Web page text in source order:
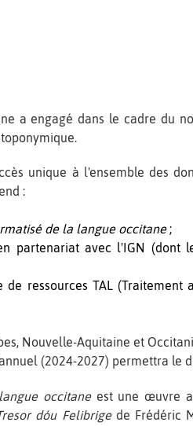
a engagé dans le cadre du
unique à l'ensemble des
:
de la langue occitane;
partenariat avec l'IGN (dont
ressources TAL
Nouvelle-Aquitaine et
(2024-2027) permettra le
occitaneest une œuvre
dóu Felibrigede Frédéric